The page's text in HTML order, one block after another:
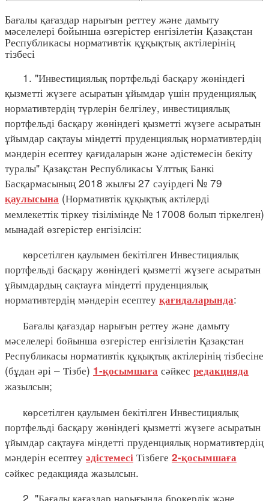
Бағалы қағаздар нарығын реттеу және дамыту
мәселелері бойынша өзгерістер енгізілетін Қазақстан
Республикасы нормативтік құқықтық актілерінің
тізбесі
1. "Инвестициялық портфельді басқару жөніндегі
қызметті жүзеге асыратын ұйымдар үшін пруденциялық
нормативтердің түрлерін белгілеу, инвестициялық
портфельді басқару жөніндегі қызметті жүзеге асыратын
ұйымдар сақтауы міндетті пруденциялық нормативтердің
мәндерін есептеу қағидаларын және әдістемесін бекіту
туралы" Қазақстан Республикасы Ұлттық Банкі
Басқармасының 2018 жылғы 27 сәуірдегі № 79
қаулысына (Нормативтік құқықтық актілерді
мемлекеттік тіркеу тізілімінде № 17008 болып тіркелген)
мынадай өзгерістер енгізілсін:
көрсетілген қаулымен бекітілген Инвестициялық
портфельді басқару жөніндегі қызметті жүзеге асыратын
ұйымдардың сақтауға міндетті пруденциялық
нормативтердің мәндерін есептеу қағидаларында:
Бағалы қағаздар нарығын реттеу және дамыту
мәселелері бойынша өзгерістер енгізілетін Қазақстан
Республикасы нормативтік құқықтық актілерінің тізбесіне
(бұдан әрі – Тізбе) 1-қосымшаға сәйкес редакцияда
жазылсын;
көрсетілген қаулымен бекітілген Инвестициялық
портфельді басқару жөніндегі қызметті жүзеге асыратын
ұйымдар сақтауға міндетті пруденциялық нормативтердің
мәндерін есептеу әдістемесі Тізбеге 2-қосымшаға
сәйкес редакцияда жазылсын.
2. "Бағалы қағаздар нарығында брокерлік және